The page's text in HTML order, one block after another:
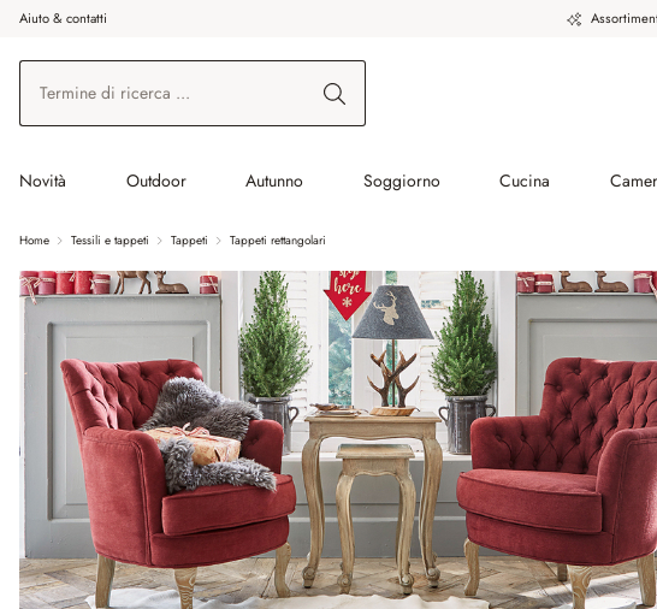
al contenuto principale
Vai alla ricerca
Vai alla navigazione principale
Aiuto & contatti
Novità Outdoor Autunno Soggiorno Cucina
Home Tessili e tappeti Tappeti Tappeti rettangolari